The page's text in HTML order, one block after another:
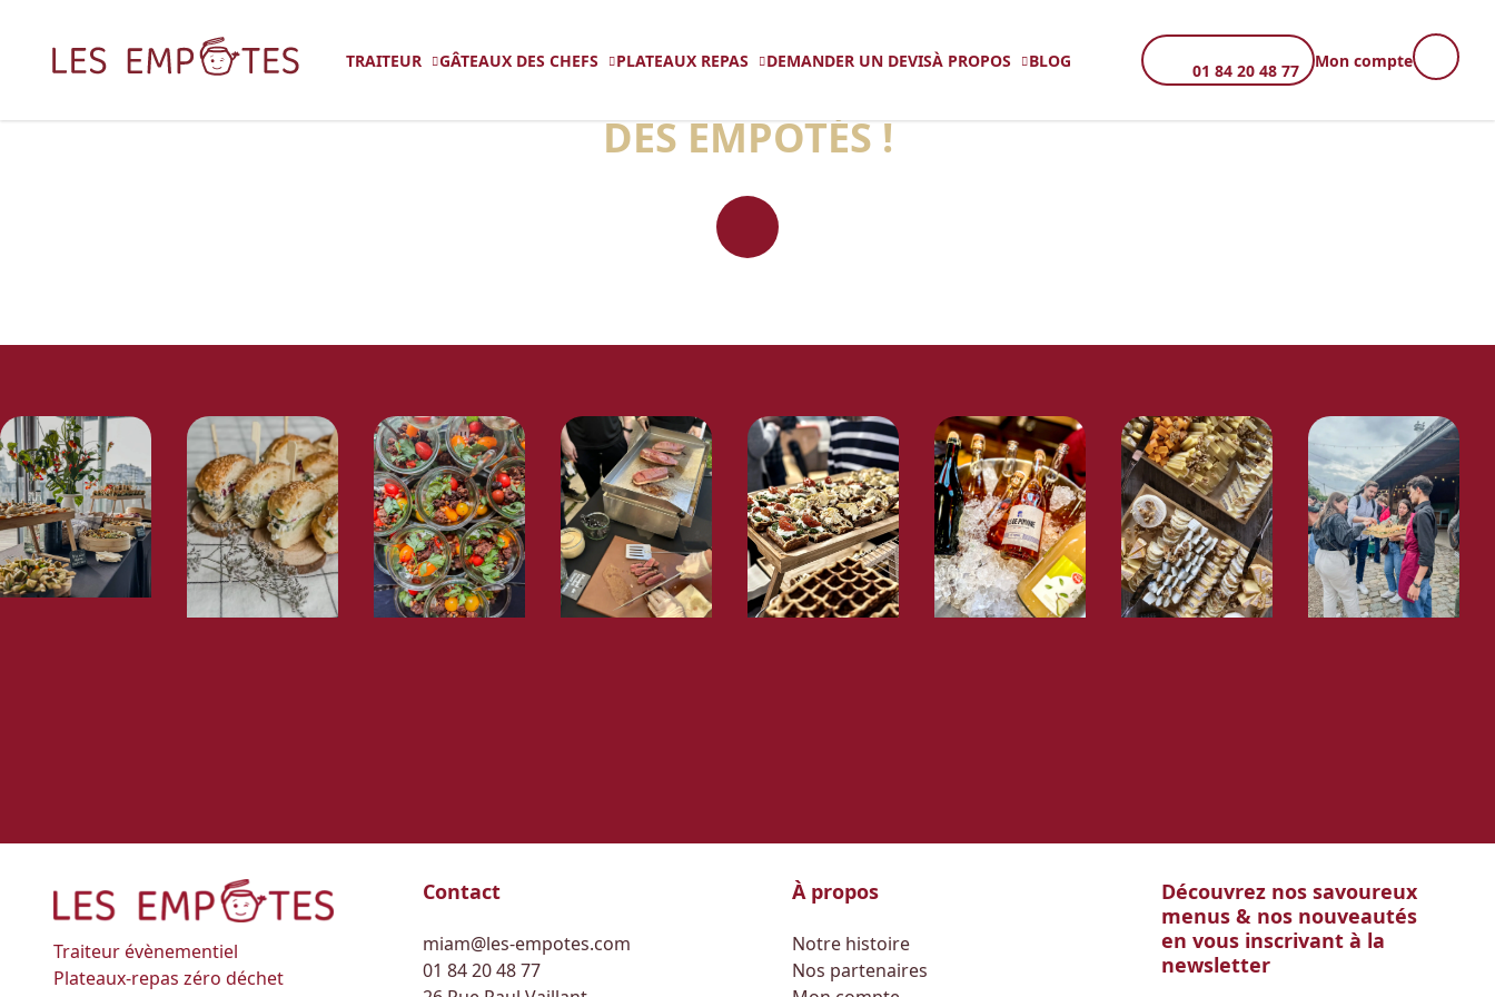
TRAITEUR GÂTEAUX DES CHEFS PLATEAUX REPAS DEMANDER UN DEVISÀ PROPOS BLOG 01 84 20 48 77 Mon compte
DES EMPOTÉS !
Traiteur évènementiel
Plateaux-repas zéro déchet
Contact
miam@les-empotes.com
01 84 20 48 77
À propos
Notre histoire
Nos partenaires
Découvrez nos savoureux
menus & nos nouveautés
en vous inscrivant à la
newsletter